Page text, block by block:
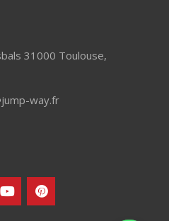
31000 Toulouse,
way.fr